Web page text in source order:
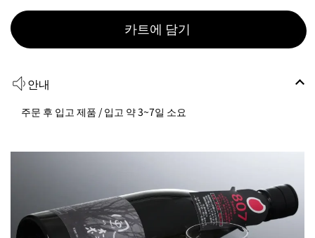
카트에 담기
안내
주문 후 입고 제품 / 입고 약 3~7일 소요